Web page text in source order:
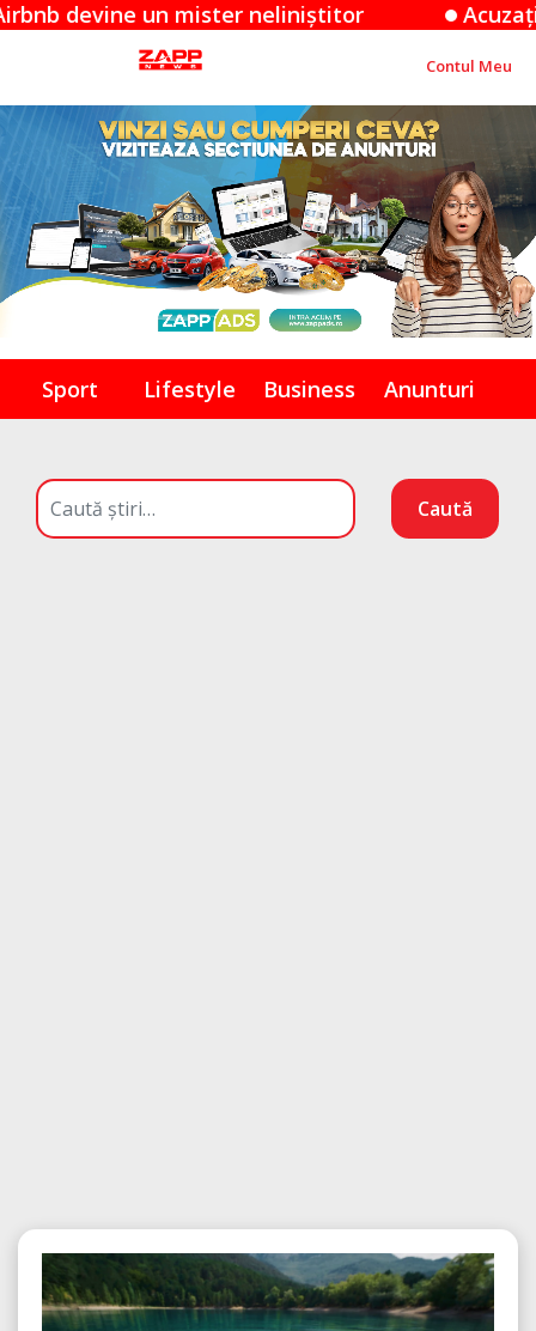
un mister neliniștitor Acuzațiile Apple
Contul Meu
Sport Lifestyle Business Anunturi
Caută